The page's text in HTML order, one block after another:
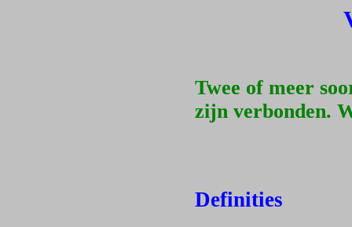
Twee of meer
zijn verbonden.
Definities